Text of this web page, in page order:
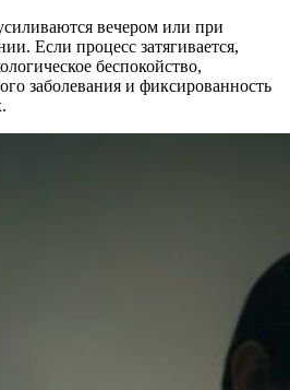
вечером или при
Если процесс затягивается,
беспокойство,
заболевания и фиксированность